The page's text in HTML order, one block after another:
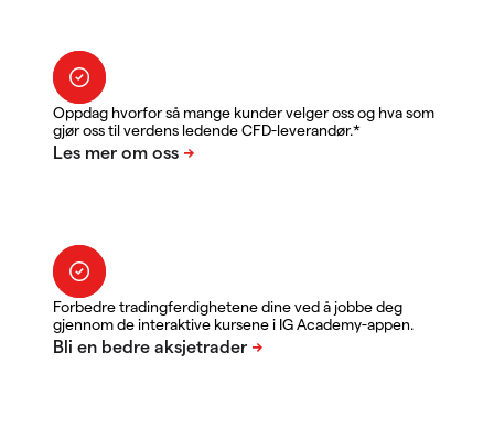
Oppdag hvorfor så mange kunder velger oss og hva som
gjør oss til verdens ledende CFD-leverandør.*
Forbedre tradingferdighetene dine ved å jobbe deg
gjennom de interaktive kursene i IG Academy-appen.